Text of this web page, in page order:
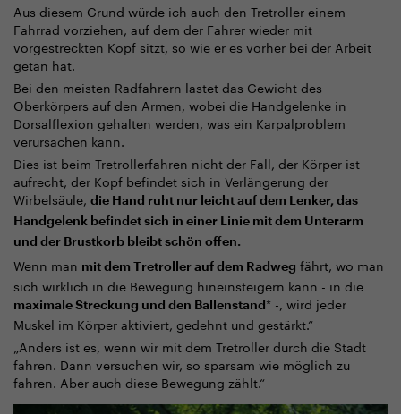
Aus diesem Grund würde ich auch den Tretroller einem
Fahrrad vorziehen, auf dem der Fahrer wieder mit
vorgestreckten Kopf sitzt, so wie er es vorher bei der Arbeit
getan hat.
Bei den meisten Radfahrern lastet das Gewicht des
Oberkörpers auf den Armen, wobei die Handgelenke in
Dorsalflexion gehalten werden, was ein Karpalproblem
verursachen kann.
Dies ist beim Tretrollerfahren nicht der Fall, der Körper ist
aufrecht, der Kopf befindet sich in Verlängerung der
Wirbelsäule, die Hand ruht nur leicht auf dem Lenker, das
Handgelenk befindet sich in einer Linie mit dem Unterarm
und der Brustkorb bleibt schön offen.
Wenn man mit dem Tretroller auf dem Radweg fährt, wo man
sich wirklich in die Bewegung hineinsteigern kann - in die
maximale Streckung und den Ballenstand * -, wird jeder
Muskel im Körper aktiviert, gedehnt und gestärkt.“
„Anders ist es, wenn wir mit dem Tretroller durch die Stadt
fahren. Dann versuchen wir, so sparsam wie möglich zu
fahren. Aber auch diese Bewegung zählt.“